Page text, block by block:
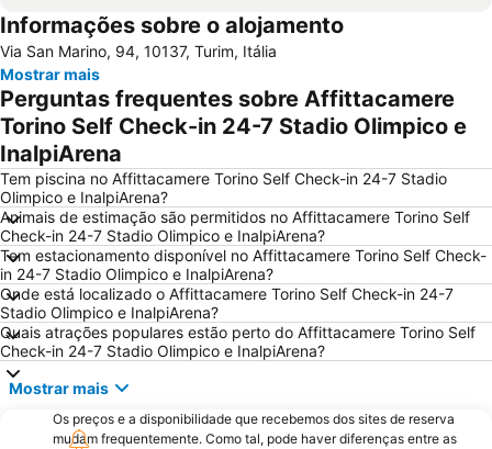
Santa Rita da Cascia
Olimpico
Pozzo Strada
Palacio Real
Torino Film Festival
Mole Antonelliana
Aurora
San Paolo
Università degli Studi di Torino
San Domenico
Ponte Vittorio Emanuele I
Vanchiglia
Barriera di Milano
Reggia e parco di Venaria reale
Informações sobre o alojamento
Via San Marino, 94, 10137, Turim, Itália
Mostrar mais
Perguntas frequentes sobre Affittacamere
Torino Self Check-in 24-7 Stadio Olimpico e
InalpiArena
Tem piscina no Affittacamere Torino Self Check-in 24-7 Stadio
Olimpico e InalpiArena?
Animais de estimação são permitidos no Affittacamere Torino Self
Check-in 24-7 Stadio Olimpico e InalpiArena?
Tem estacionamento disponível no Affittacamere Torino Self Check-
in 24-7 Stadio Olimpico e InalpiArena?
Onde está localizado o Affittacamere Torino Self Check-in 24-7
Stadio Olimpico e InalpiArena?
Quais atrações populares estão perto do Affittacamere Torino Self
Check-in 24-7 Stadio Olimpico e InalpiArena?
Mostrar mais
Os preços e a disponibilidade que recebemos dos sites de reserva
mudam frequentemente. Como tal, pode haver diferenças entre as